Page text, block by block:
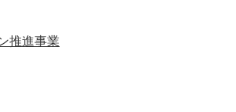
推進事業